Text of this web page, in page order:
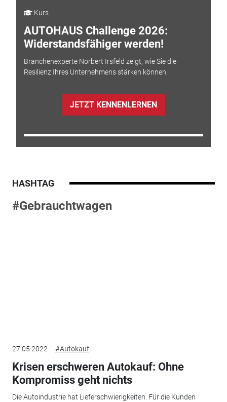
Kurs
AUTOHAUS Challenge 2026:
Widerstandsfähiger werden!
Branchenexperte Norbert Irsfeld zeigt, wie Sie die
Resilienz Ihres Unternehmens stärken können.
JETZT KENNENLERNEN
HASHTAG
#Gebrauchtwagen
27.05.2022 #Autokauf
Krisen erschweren Autokauf: Ohne
Kompromiss geht nichts
Die Autoindustrie hat Lieferschwierigkeiten. Für die Kunden